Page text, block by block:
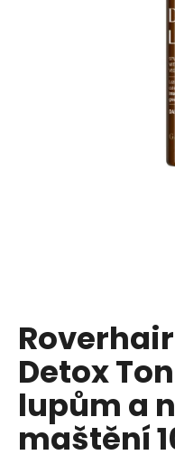
Roverhair
Detox
lupům a
maštění
p
o
r
u
u
j